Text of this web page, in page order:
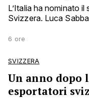
L’Italia ha nominato
Svizzera. Luca
6 ore
SVIZZERA
Un anno dopo
esportatori